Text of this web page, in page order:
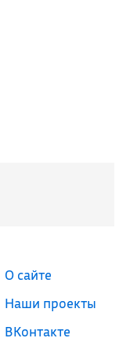
О сайте
Наши проекты
ВКонтакте